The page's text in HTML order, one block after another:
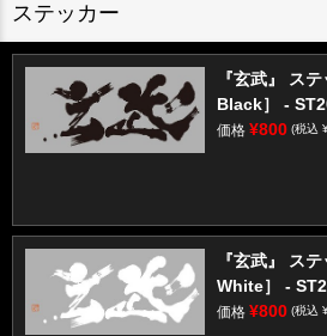
ステッカー
『玄武』 ス
Black］ -
価格 ¥800 (税込
『玄武』 ス
White］ -
価格 ¥800 (税込